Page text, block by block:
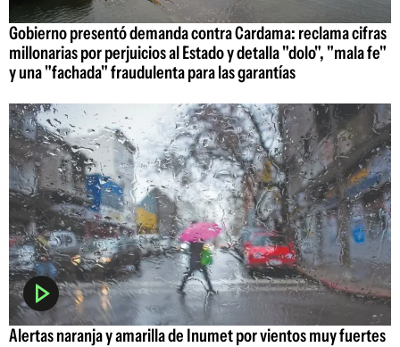
Gobierno presentó demanda contra Cardama: reclama cifras
millonarias por perjuicios al Estado y detalla "dolo", "mala fe"
y una "fachada" fraudulenta para las garantías
Alertas naranja y amarilla de Inumet por vientos muy fuertes